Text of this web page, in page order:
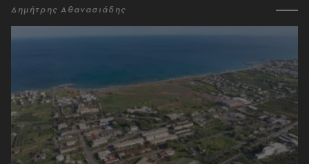
Δημήτρης Αθανασιάδης